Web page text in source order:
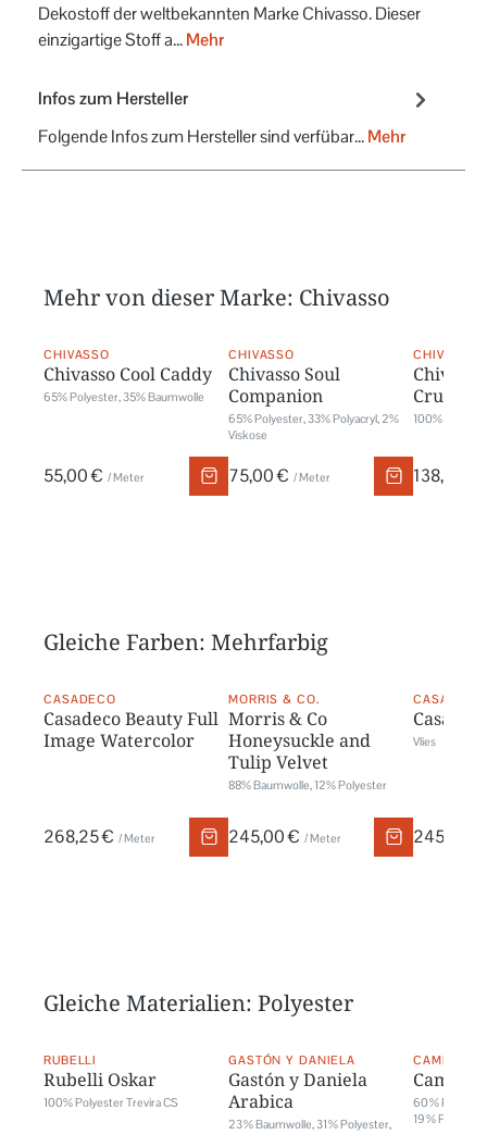
Dekostoff der weltbekannten Marke Chivasso. Dieser
einzigartige Stoff a…Mehr
Infos zum Hersteller
Folgende Infos zum Hersteller sind verfübar...Mehr
Mehr von dieser Marke: Chivasso
CHIVASSO
Chivasso Cool Caddy
65% Polyester, 35% Baumwolle
55,00 € / Meter
CHIVASSO
Chivasso Soul
Companion
65% Polyester, 33% Polyacryl, 2%
Viskose
75,00 € / Meter
CHIVASSO
Crush
100%
138,00 €
Gleiche Farben: Mehrfarbig
CASADECO
Casadeco Beauty Full
Image Watercolor
268,25 € / Meter
MORRIS & CO.
Morris & Co
Honeysuckle and
Tulip Velvet
88% Baumwolle, 12% Polyester
245,00 € / Meter
Vlies
245,82 €
Gleiche Materialien: Polyester
RUBELLI
Rubelli Oskar
100% Polyester Trevira CS
GASTÓN Y DANIELA
Gastón y Daniela
Arabica
23 % Baumwolle, 31 % Polyester,
CAMENGO
60 %
19 % Polyacryl